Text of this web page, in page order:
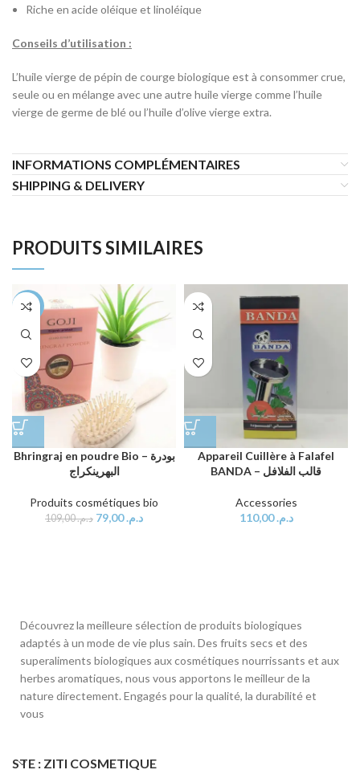
Riche en acide oléique et linoléique
Conseils d’utilisation :
L’huile vierge de pépin de courge biologique est à consommer crue,
seule ou en mélange avec une autre huile vierge comme l’huile
vierge de germe de blé ou l’huile d’olive vierge extra.
INFORMATIONS COMPLÉMENTAIRES
SHIPPING & DELIVERY
PRODUITS SIMILAIRES
-28%
Bhringraj en poudre Bio – بودرة
البهرينكراج
Produits cosmétiques bio
د.م.109,00 د.م.79,00
Appareil Cuillère à Falafel
BANDA – قالب الفلافل
Accessories
د.م.110,00
Découvrez la meilleure sélection de produits biologiques
adaptés à un mode de vie plus sain. Des fruits secs et des
superaliments biologiques aux cosmétiques nourrissants et aux
herbes aromatiques, nous vous apportons le meilleur de la
nature directement. Engagés pour la qualité, la durabilité et
vous
STE : ZITI COSMETIQUE